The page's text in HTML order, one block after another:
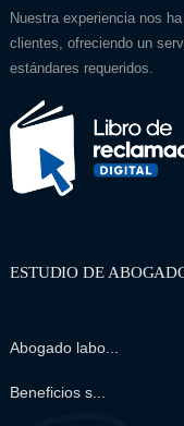
Nuestra experiencia nos
clientes, ofreciendo un
estándares requeridos.
ESTUDIO DE
Abogado labo...
Beneficios s...